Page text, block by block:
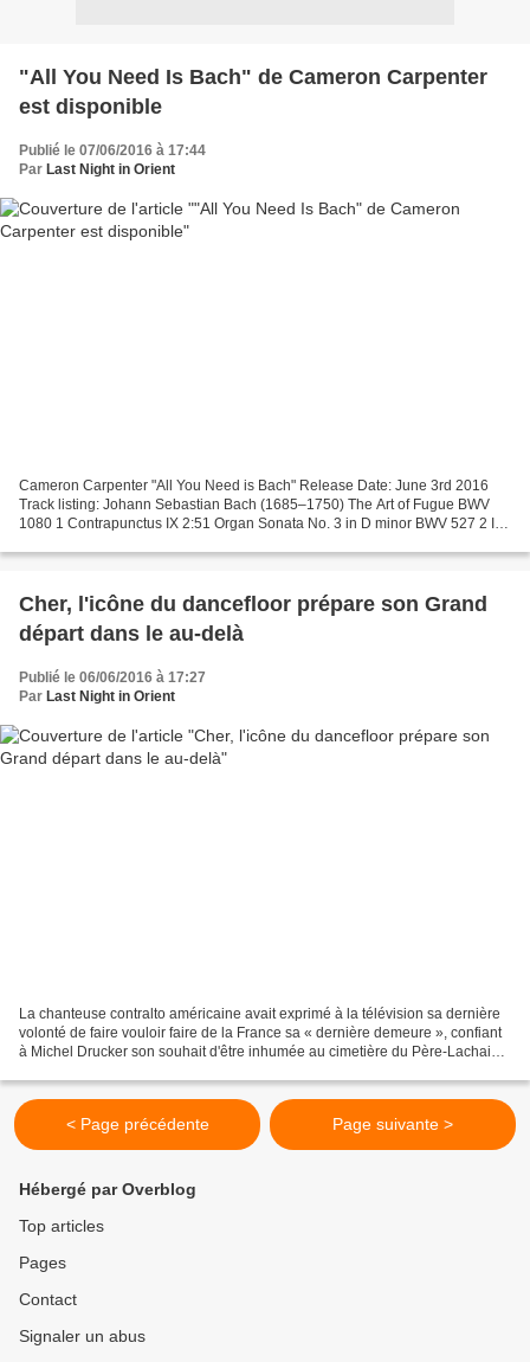
"All You Need Is Bach" de Cameron Carpenter
est disponible
Publié le 07/06/2016 à 17:44
Par Last Night in Orient
Cameron Carpenter "All You Need is Bach" Release Date: June 3rd 2016
Track listing: Johann Sebastian Bach (1685–1750) The Art of Fugue BWV
1080 1 Contrapunctus IX 2:51 Organ Sonata No. 3 in D minor BWV 527 2 I
Cher, l'icône du dancefloor prépare son Grand
départ dans le au-delà
Publié le 06/06/2016 à 17:27
Par Last Night in Orient
La chanteuse contralto américaine avait exprimé à la télévision sa dernière
volonté de faire vouloir faire de la France sa « dernière demeure », confiant
à Michel Drucker son souhait d'être inhumée au cimetière du Père-Lachaise
< Page précédente Page suivante >
Hébergé par Overblog
Top articles
Pages
Contact
Signaler un abus